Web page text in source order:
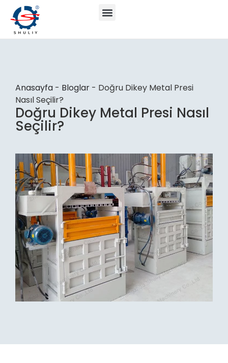
Anasayfa - Bloglar - Doğru Dikey Metal Presi
Nasıl Seçilir?
Doğru Dikey Metal Presi Nasıl
Seçilir?